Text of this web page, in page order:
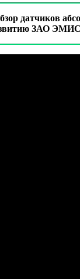
датчиков
ЗАО